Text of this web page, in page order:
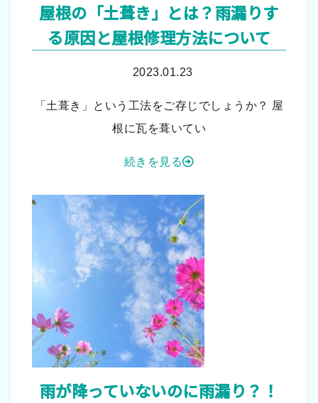
屋根の「土葺き」とは？雨漏りす
る原因と屋根修理方法について
2023.01.23
「土葺き」という工法をご存じでしょうか？ 屋
根に瓦を葺いてい
続きを見る
雨が降っていないのに雨漏り？！